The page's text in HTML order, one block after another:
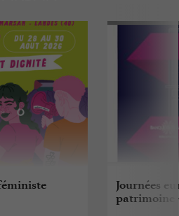
Journées
patrimoine